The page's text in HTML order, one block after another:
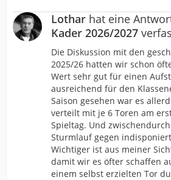
Lothar hat eine
Kader 2026/2027
Die Diskussion mit den
2025/26 hatten wir schon
Wert sehr gut für einen
ausreichend für den
Saison gesehen war es
verteilt mit je 6 Toren am
Spieltag. Und
Sturmlauf gegen
Wichtiger ist aus meiner
damit wir es öfter schaffen
einem selbst erzielten Tor